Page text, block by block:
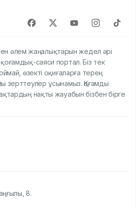
әлем жаңалықтарын жедел әрі
саяси портал. Біз тек
өзекті оқиғаларға терең
зерттеулер ұсынамыз. Қоғамды
нақты жауабын бізбен бірге
8.